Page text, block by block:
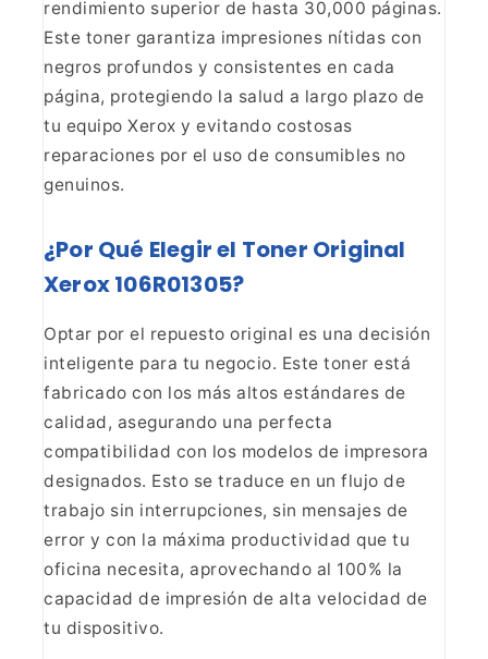
rendimiento superior de hasta 30,000 páginas.
Este toner garantiza impresiones nítidas con
negros profundos y consistentes en cada
página, protegiendo la salud a largo plazo de
tu equipo Xerox y evitando costosas
reparaciones por el uso de consumibles no
genuinos.
¿Por Qué Elegir el Toner Original
Xerox 106R01305?
Optar por el repuesto original es una decisión
inteligente para tu negocio. Este toner está
fabricado con los más altos estándares de
calidad, asegurando una perfecta
compatibilidad con los modelos de impresora
designados. Esto se traduce en un flujo de
trabajo sin interrupciones, sin mensajes de
error y con la máxima productividad que tu
oficina necesita, aprovechando al 100% la
capacidad de impresión de alta velocidad de
tu dispositivo.